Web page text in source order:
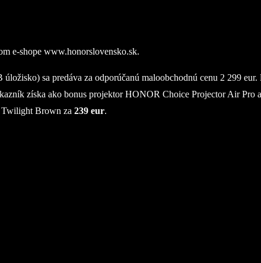
e-shope www.honorslovensko.sk.
sa predáva za odporúčanú maloobchodnú cenu 2 299
získa ako bonus projektor HONOR Choice Projector Air Pro
Brown za 239 eur.